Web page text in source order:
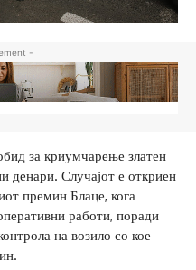
-
за криумчарење златен
денари. Случајот е откриен
премин Блаце, кога
работи, поради
на возило со кое